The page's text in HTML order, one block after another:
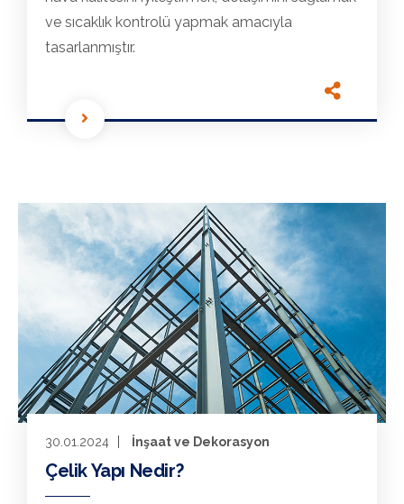
ve sıcaklık kontrolü yapmak amacıyla
tasarlanmıştır.
30.01.2024 İnşaat ve Dekorasyon
Çelik Yapı Nedir?